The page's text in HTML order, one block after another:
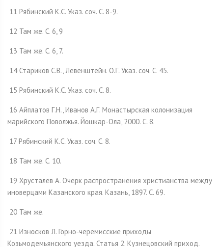
11 Рябинский К.С. Указ. соч. С. 8-9.
12 Там же. С. 6, 9
13 Там же. С. 6, 7.
14 Стариков С.В., Левенштейн. О.Г. Указ. соч. С. 45.
15 Рябинский К.С. Указ. соч. С. 8.
16 Айплатов Г.Н., Иванов А.Г. Монастырская колонизация
марийского Поволжья. Йошкар-Ола, 2000. С. 8.
17 Рябинский К.С. Указ. соч. С. 8.
18 Там же. С. 10.
19 Хрусталев А. Очерк распространения христианства между
иноверцами Казанского края. Казань, 1897. С. 69.
20 Там же.
21 Износков Л. Горно-черемисские приходы
Козьмодемьянского уезда. Статья 2. Кузнецовский приход.